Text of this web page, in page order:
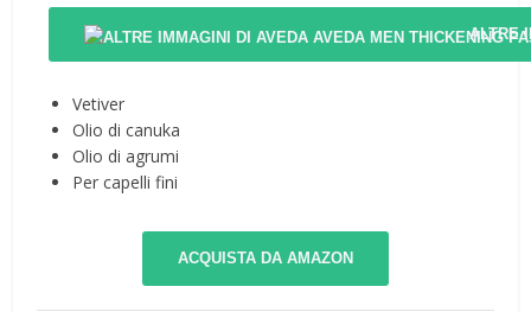
ALTRE
Vetiver
Olio di canuka
Olio di agrumi
Per capelli fini
ACQUISTA DA AMAZON